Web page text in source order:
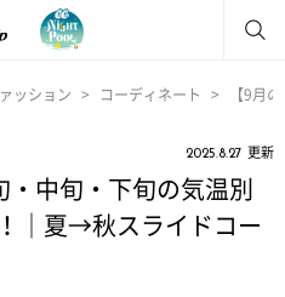
ッション コーディネート 【9月
2025.8.27 更新
・中旬・下旬の気温別
｜夏→秋スライドコー